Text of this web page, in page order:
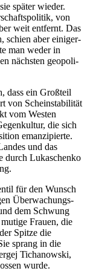
später wieder.
von
weit entfernt. Das
schien aber einiger­
man weder in
nächsten geopo­li­
dass ein Großteil
von Schein­sta­bi­lität
vom Westen
die sich
emanzi­pierte.
und das
durch Lukaschenko
für den Wunsch
Überwa­chungs­
dem Schwung
Frauen, die
Spitze die
sprang in die
Tichanowski,
wurde.